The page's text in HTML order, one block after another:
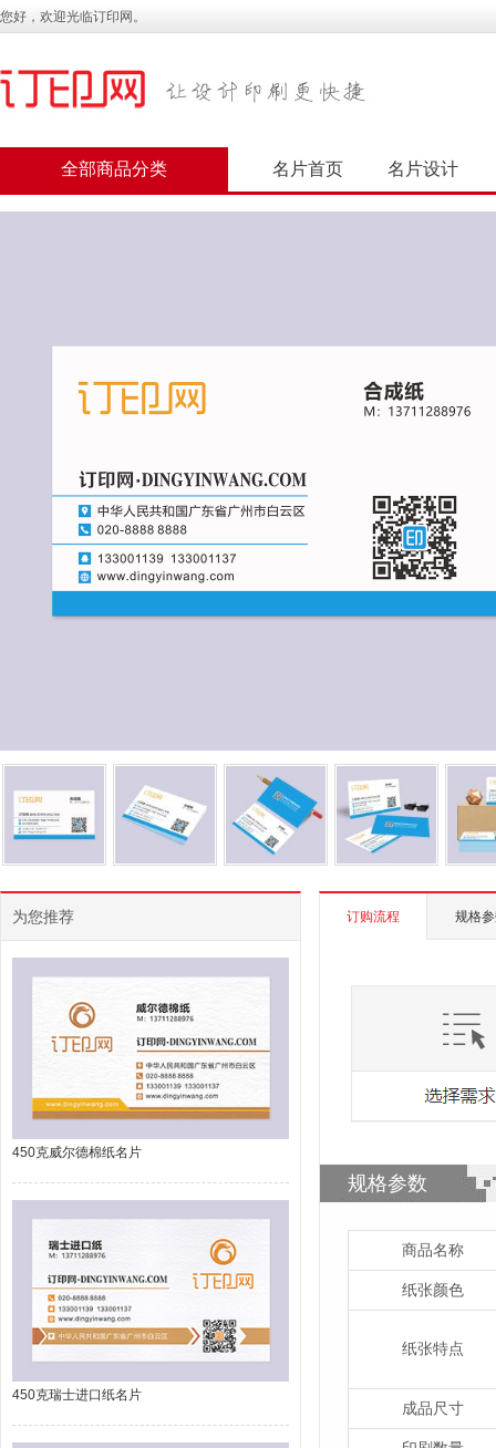
您好，欢迎光临订印网。
全部商品分类 名片首页 名片设计
为您推荐
450克威尔德棉纸名片
450克瑞士进口纸名片
订购流程 规格
规格参数
商品名称
纸张颜色
纸张特点
成品尺寸